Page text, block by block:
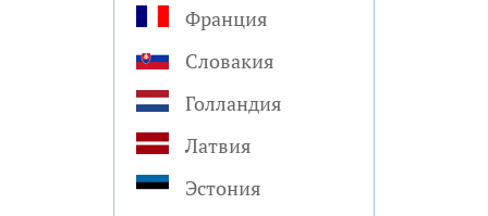
Франция
Словакия
Голландия
Латвия
Эстония